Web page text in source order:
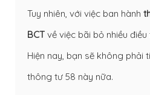
Tuy nhiên, với việc ban hành
BCT về việc bãi bỏ nhiều
Hiện nay, bạn sẽ không phải
thông tư 58 này nữa.